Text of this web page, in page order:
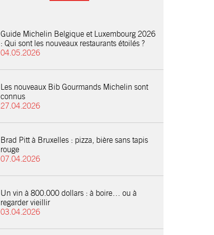
Guide Michelin Belgique et Luxembourg 2026
: Qui sont les nouveaux restaurants étoilés ?
04.05.2026
Les nouveaux Bib Gourmands Michelin sont
connus
27.04.2026
Brad Pitt à Bruxelles : pizza, bière sans tapis
rouge
07.04.2026
Un vin à 800.000 dollars : à boire… ou à
regarder vieillir
03.04.2026